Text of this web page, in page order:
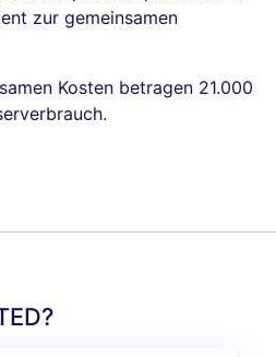
zur gemeinsamen
Kosten betragen 21.000